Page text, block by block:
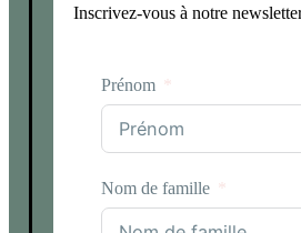
Inscrivez-vous à notre
Prénom
Nom de famille